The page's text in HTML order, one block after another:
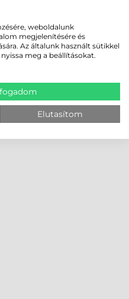
weboldalunk
megjelenítésére és
Az általunk használt sütikkel
meg a beállításokat.
Elutasítom